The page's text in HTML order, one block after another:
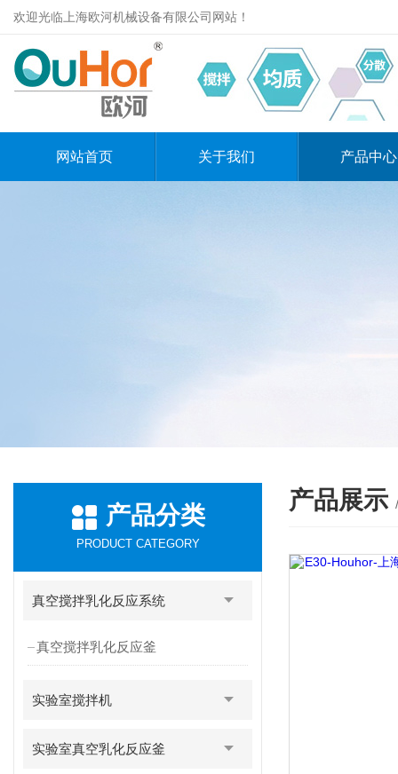
欢迎光临上海欧河机械设备有限公司网站！
网站首页 关于我们 产品中心
产品分类
PRODUCT CATEGORY
真空搅拌乳化反应系统
真空搅拌乳化反应釜
实验室搅拌机
实验室真空乳化反应釜
产品展示